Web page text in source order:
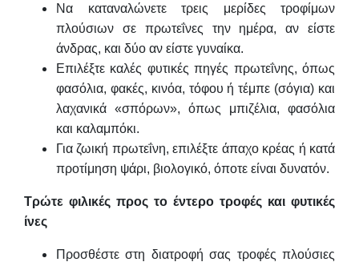
Να καταναλώνετε τρεις μερίδες τροφίμων
πλούσιων σε πρωτεΐνες την ημέρα, αν είστε
άνδρας, και δύο αν είστε γυναίκα.
Επιλέξτε καλές φυτικές πηγές πρωτεΐνης, όπως
φασόλια, φακές, κινόα, τόφου ή τέμπε (σόγια) και
λαχανικά «σπόρων», όπως μπιζέλια, φασόλια
και καλαμπόκι.
Για ζωική πρωτεΐνη, επιλέξτε άπαχο κρέας ή κατά
προτίμηση ψάρι, βιολογικό, όποτε είναι δυνατόν.
Τρώτε φιλικές προς το έντερο τροφές και φυτικές
ίνες
Προσθέστε στη διατροφή σας τροφές πλούσιες